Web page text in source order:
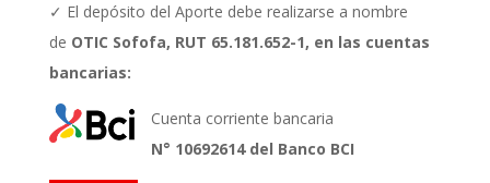
✓ El depósito del Aporte debe realizarse a nombre
de OTIC Sofofa, RUT 65.181.652-1, en las cuentas
bancarias:
Cuenta corriente bancaria
N° 10692614 del Banco BCI